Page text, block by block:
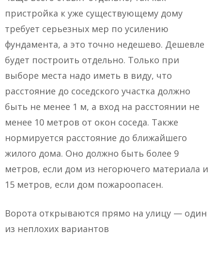
пристройка к уже существующему дому
требует серьезных мер по усилению
фундамента, а это точно недешево. Дешевле
будет построить отдельно. Только при
выборе места надо иметь в виду, что
расстояние до соседского участка должно
быть не менее 1 м, а вход на расстоянии не
менее 10 метров от окон соседа. Также
нормируется расстояние до ближайшего
жилого дома. Оно должно быть более 9
метров, если дом из негорючего материала и
15 метров, если дом пожароопасен.
Ворота открываются прямо на улицу — один
из неплохих вариантов